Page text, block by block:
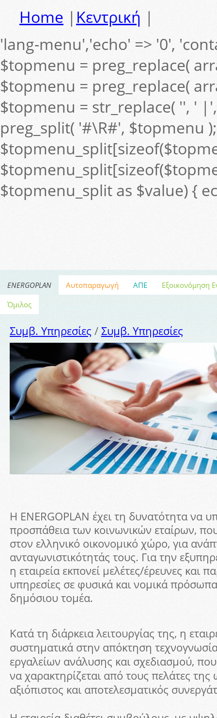
Home | Κεντρική |
'lang-menu','echo' => '0',
$topmenu = preg_replace(
$topmenu = preg_replace(
$topmenu = str_replace( '', '
preg_split( '#\R#', $topmenu );
$topmenu_split as $value) {
ENERGOPLAN Αυτοπαραγωγή ΑΠΕ
Εξοικονόμηση
Όμιλος
Συμβ. Υπηρεσίες / Συμβ. Υπηρεσίες
Η ENERGOPLAN έχει τη δυνατότητα να
προσπάθεια των κοινωνικών εταίρων,
στον ελληνικό οικονομικό χώρο, για
ανταγωνιστικότητάς τους. Για την
η εταιρεία εκπονεί μελέτες/έρευνες και
υπηρεσίες σε φυσικά και νομικά πρόσωπα
δημόσιου τομέα.
Κατά τη διάρκεια λειτουργίας της, η
συστηματικά στην απόκτηση
εργαλείων ανάλυσης και σχεδιασμού,
να χαρακτηρίζεται από τους πελάτες της
αξιόπιστος και αποτελεσματικός